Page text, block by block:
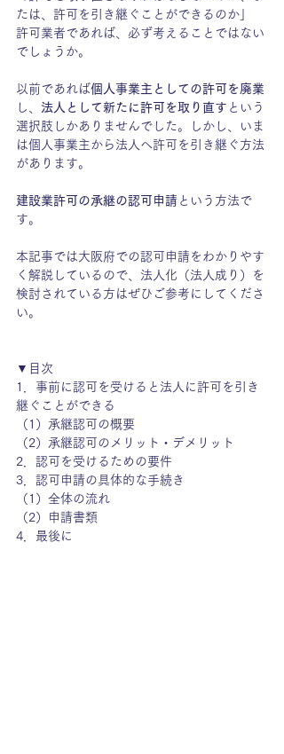
たは、許可を引き継ぐことができるのか」
許可業者であれば、必ず考えることではない
でしょうか。
以前であれば個人事業主としての許可を廃業
し、 法人として新たに許可を取り直す という
選択肢しかありませんでした。しかし、いま
は個人事業主から法人へ許可を引き継ぐ方法
があります。
建設業許可の承継の認可申請 という方法で
す。
本記事では大阪府での認可申請をわかりやす
く解説しているので、法人化（法人成り）を
検討されている方はぜひご参考にしてくださ
い。
▼目次
1． 事前に認可を受けると法人に許可を引き
継ぐことができる
（1） 承継認可の概要
（2） 承継認可のメリット・デメリット
2． 認可を受けるための要件
3． 認可申請の具体的な手続き
（1） 全体の流れ
（2）
申請書類
4． 最後に